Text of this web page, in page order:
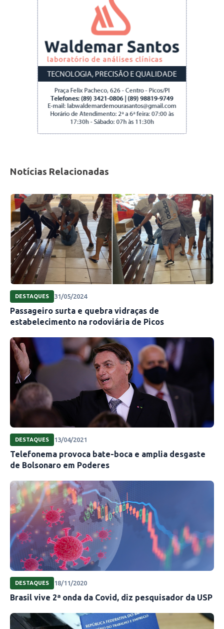
recebia algum auxílio do governo concedido
em função da pandemia totalizou foi de, em
média, R$ 1.802 em agosto, mais que o dobro
da renda dos lares em que alguém algum
morador recebia o auxílio (R$ 816).
Fonte: Estadão Conteúdo
Notícias Relacionadas
DESTAQUES 31/05/2024
Passageiro surta e quebra vidraças de
estabelecimento na rodoviária de Picos
DESTAQUES 13/04/2021
Telefonema provoca bate-boca e amplia desgaste
de Bolsonaro em Poderes
DESTAQUES 18/11/2020
Brasil vive 2ª onda da Covid, diz pesquisador da USP